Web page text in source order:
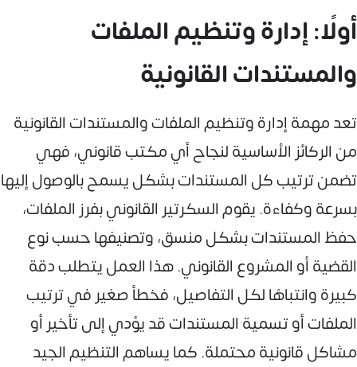
أولًا: إدارة وتنظيم الملفات
والمستندات القانونية
تعد مهمة إدارة وتنظيم الملفات والمستندات القانونية
من الركائز الأساسية لنجاح أي مكتب قانوني، فهي
تضمن ترتيب كل المستندات بشكل يسمح بالوصول إليها
بسرعة وكفاءة. يقوم السكرتير القانوني بفرز الملفات،
حفظ المستندات بشكل منسق، وتصنيفها حسب نوع
القضية أو المشروع القانوني. هذا العمل يتطلب دقة
كبيرة وانتباهًا لكل التفاصيل، فخطأ صغير في ترتيب
الملفات أو تسمية المستندات قد يؤدي إلى تأخير أو
مشاكل قانونية محتملة. كما يساهم التنظيم الجيد